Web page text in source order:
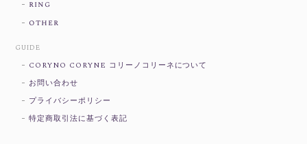
ring
other
GUIDE
CORYNO CORYNE コリーノコリーネについて
お問い合わせ
プライバシーポリシー
特定商取引法に基づく表記